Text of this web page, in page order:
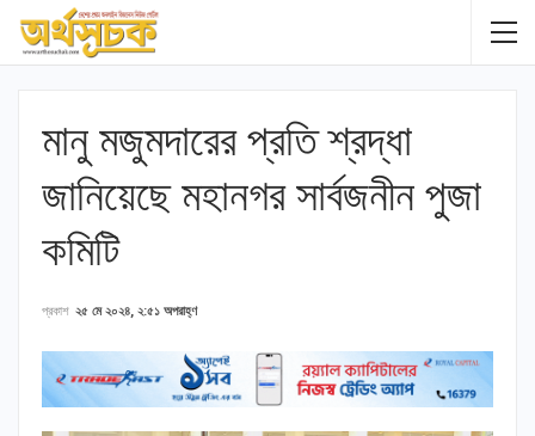
মানু মজুমদারের প্রতি শ্রদ্ধা
জানিয়েছে মহানগর সার্বজনীন পুজা
কমিটি
প্রকাশ ২৫ মে ২০২৪, ২:৫১ অপরাহ্ণ